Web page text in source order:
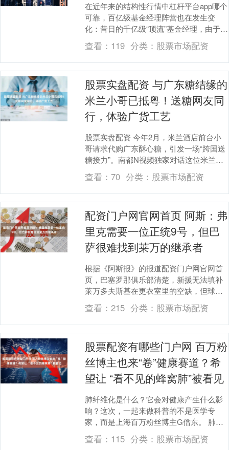
在近年来的结构性行情中杠杆平台app哪个
可靠，百亿级基金经理阵营也在发生变
化：昔日的千亿级“顶流”基金经理，由于固
守传统赛道，规模持续缩水；拥抱AI科技
浪潮的新....
查看： 119 分类： 股票市场配资
股票实盘配资 与广东糖结缘的
米兰小哥已抵粤！送糖网友同
行，体验广货工艺
股票实盘配资 今年2月，米兰酒店前台小
哥请求代购广东酥心糖，引发一场“跨国送
糖接力”。南都N视频独家对话这位米兰小
哥卡雷姆（Karem）以及多位参与者，还
原了广....
查看：70 分类： 股票市场配资
配资门户网官网首页 阿斯：弗
里克需要一位正统9号，但巴
萨很难找到莱万的继承者
根据《阿斯报》的报道配资门户网官网首
页，巴塞罗那俱乐部清楚，新援无法填补
莱万多夫斯基在更衣室里的空缺，但球队
需要他那样的进球效率。胡利安-阿尔瓦雷
斯和若昂-都是....
查看：215 分类： 股票市场配资
股票配资有哪些门户网 百万粉
丝博主也来“卷”健康赛道？希
望让 “看不见的蜂窝肺”被看见
肺纤维化是什么？它会对健康产生什么影
响？这次，一起来做科普的不是医学专
家，而是上海百万粉丝博主G僧东。 肺纤
维化是一类进行性且不可逆的致命性肺部
疾病，其本质是肺....
查看： 115 分类： 股票市场配资